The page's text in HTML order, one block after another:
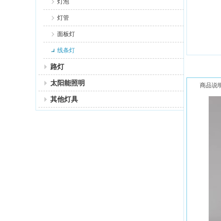
灯泡
灯管
面板灯
线条灯
路灯
太阳能照明
其他灯具
商品说